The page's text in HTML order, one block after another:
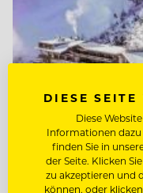
DIESE SEITE
Diese
Informationen
finden Sie in
der Seite. Klicken
zu akzeptieren und
können, oder